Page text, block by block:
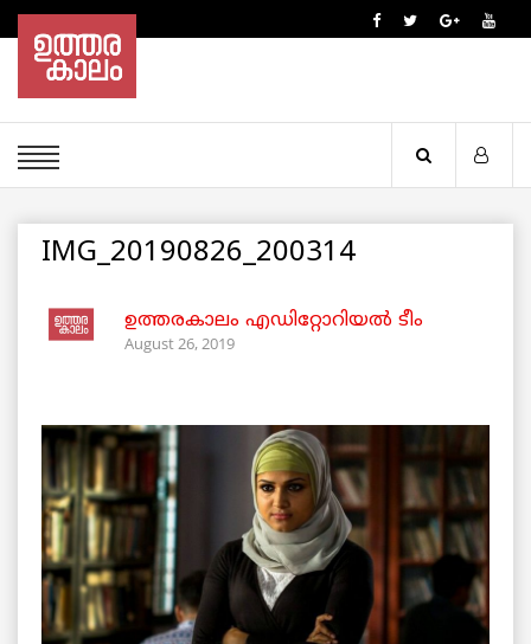
IMG_20190826_200314
ഉത്തരകാലം എഡിറ്റോറിയല്‍ ടീം
August 26, 2019